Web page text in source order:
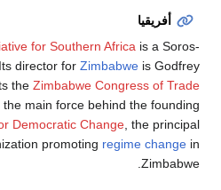
أفريقيا
for Southern Africa is a Soros-
Its director for Zimbabwe is Godfrey
the Zimbabwe Congress of Trade
main force behind the founding
Democratic Change, the principal
promoting regime change in
Zimbabwe.